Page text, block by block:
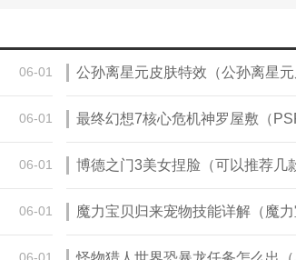
读书小队会显示吗)
微信读书怎么建读书小队(
(微信读书的读书小队怎么退出)
06-01
06-01
06-01
06-01